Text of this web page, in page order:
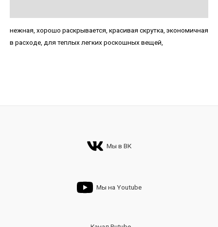
нежная, хорошо раскрывается, красивая скрутка, экономичная
в расходе, для теплых легких роскошных вещей,
Мы в ВК
Мы на Youtube